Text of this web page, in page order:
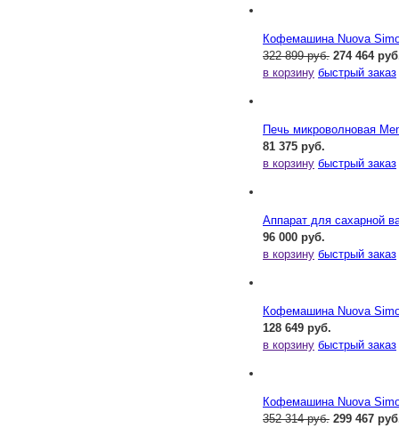
Кофемашина Nuova
322 899 руб. 274 464
в корзину быстрый заказ
Печь микроволновая
81 375 руб.
в корзину быстрый заказ
Аппарат для сахарной
96 000 руб.
в корзину быстрый заказ
Кофемашина Nuova
128 649 руб.
в корзину быстрый заказ
Кофемашина Nuova
352 314 руб. 299 467